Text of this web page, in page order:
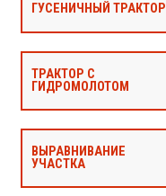
ГУСЕНИЧНЫЙ ТРАКТОР
ТРАКТОР С
ГИДРОМОЛОТОМ
ВЫРАВНИВАНИЕ
УЧАСТКА